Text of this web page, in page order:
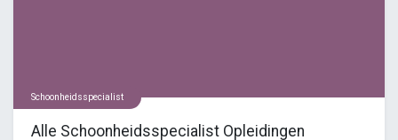
Schoonheidsspecialist
Alle Schoonheidsspecialist Opleidingen